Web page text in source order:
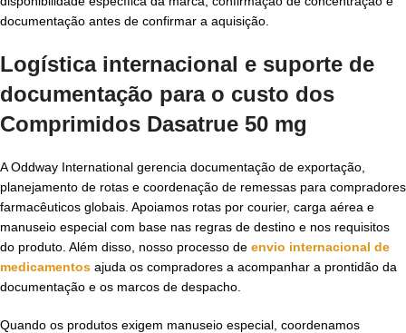
documentação antes de confirmar a aquisição.
Logística internacional e suporte de
documentação para o custo dos
Comprimidos Dasatrue 50 mg
A Oddway International gerencia documentação de exportação,
planejamento de rotas e coordenação de remessas para compradores
farmacêuticos globais. Apoiamos rotas por courier, carga aérea e
manuseio especial com base nas regras de destino e nos requisitos
do produto. Além disso, nosso processo de envio internacional de
medicamentos ajuda os compradores a acompanhar a prontidão da
documentação e os marcos de despacho.
Quando os produtos exigem manuseio especial, coordenamos